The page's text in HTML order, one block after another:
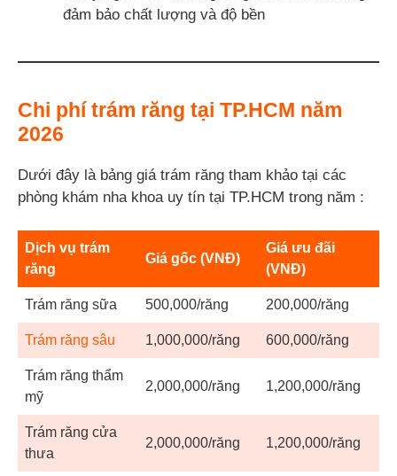
đảm bảo chất lượng và độ bền
Chi phí trám răng tại TP.HCM năm
2026
Dưới đây là bảng giá trám răng tham khảo tại các
phòng khám nha khoa uy tín tại TP.HCM trong năm :
Dịch vụ trám
răng
Giá gốc (VNĐ)
Giá ưu đãi
(VNĐ)
Trám răng sữa 500,000/răng 200,000/răng
Trám răng sâu 1,000,000/răng 600,000/răng
Trám răng thẩm
mỹ
2,000,000/răng 1,200,000/răng
Trám răng cửa
thưa
2,000,000/răng 1,200,000/răng